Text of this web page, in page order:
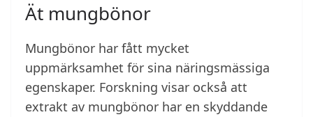
Ät mungbönor
Mungbönor har fått mycket
uppmärksamhet för sina näringsmässiga
egenskaper. Forskning visar också att
extrakt av mungbönor har en skyddande